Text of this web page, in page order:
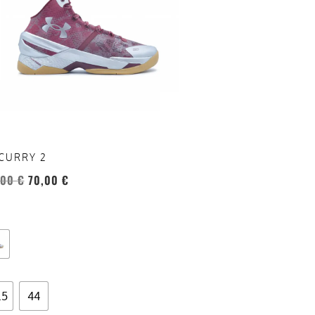
2
€ 70,00 €
44